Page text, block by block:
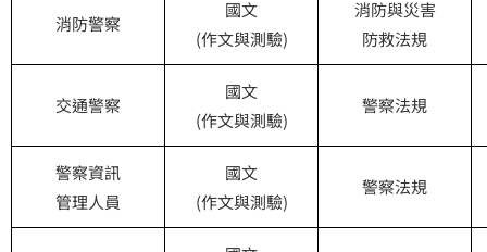
消防警察
國文
(作文與測驗)
消防與災害
防救法規
交通警察
國文
(作文與測驗)
警察法規
警察資訊
管理人員
國文
(作文與測驗)
警察法規